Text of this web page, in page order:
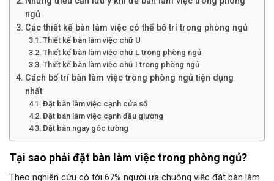
ngủ
Các thiết kế bàn làm việc có thể bố trí trong phòng ngủ
Thiết kế bàn làm việc chữ U
Thiết kế bàn làm việc chữ L trong phòng ngủ
Thiết kế bàn làm việc chữ I trong phòng ngủ
Cách bố trí bàn làm việc trong phòng ngủ tiện dụng
nhất
Đặt bàn làm việc cạnh cửa sổ
Đặt bàn làm việc cạnh đầu giường
Đặt bàn ngay góc tường
Tại sao phải đặt bàn làm việc trong phòng ngủ?
Theo nghiên cứu có tới 67% người ưa chuộng việc đặt bàn làm